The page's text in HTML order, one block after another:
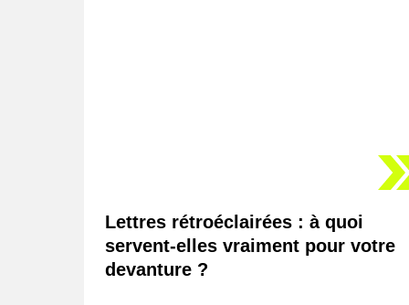
Lettres rétroéclairées : à quoi
servent-elles vraiment pour votre
devanture ?